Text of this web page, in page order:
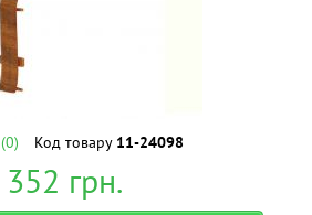
(0) Код товару 11-24098
352 грн.